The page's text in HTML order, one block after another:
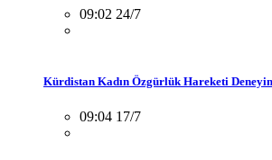
09:02 24/7
Kürdistan Kadın Özgürlük Hareketi
09:04 17/7